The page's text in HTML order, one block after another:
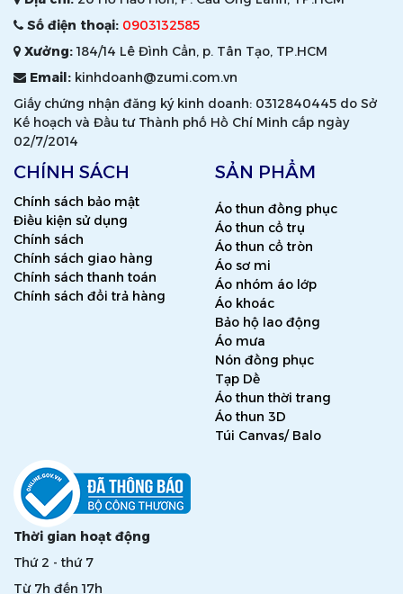
Số điện thoại: 0903132585
Xưởng:184/14 Lê Đình Cẩn, p. Tân Tạo, TP.HCM
Email: kinhdoanh@zumi.com.vn
Giấy chứng nhận đăng ký kinh doanh: 0312840445 do Sở
Kế hoạch và Đầu tư Thành phố Hồ Chí Minh cấp ngày
02/7/2014
CHÍNH SÁCH
Chính sách bảo mật
Điều kiện sử dụng
Chính sách
Chính sách giao hàng
Chính sách thanh toán
Chính sách đổi trả hàng
SẢN PHẨM
Áo thun đồng phục
Áo thun cổ trụ
Áo thun cổ tròn
Áo sơ mi
Áo nhóm áo lớp
Áo khoác
Bảo hộ lao động
Áo mưa
Nón đồng phục
Tạp Dề
Áo thun thời trang
Áo thun 3D
Túi Canvas/ Balo
Thời gian hoạt động
Thứ 2 - thứ 7
Từ 7h đến 17h